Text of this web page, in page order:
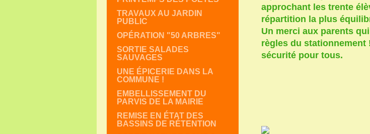
approchant les trente
répartition la plus
Un merci aux parents
règles du stationnement
sécurité pour tous.
TRAVAUX AU JARDIN
PUBLIC
OPÉRATION "50 ARBRES"
SORTIE SALADES
SAUVAGES
UNE ÉPICERIE DANS LA
COMMUNE !
EMBELLISSEMENT DU
PARVIS DE LA MAIRIE
REMISE EN ÉTAT DES
BASSINS DE RÉTENTION